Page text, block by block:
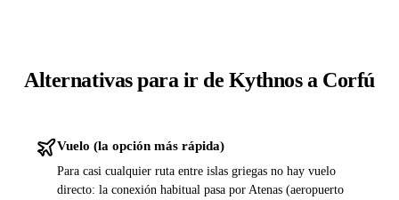
Alternativas para ir de Kythnos a Corfú
Vuelo (la opción más rápida)
Para casi cualquier ruta entre islas griegas no hay vuelo
directo: la conexión habitual pasa por Atenas (aeropuerto